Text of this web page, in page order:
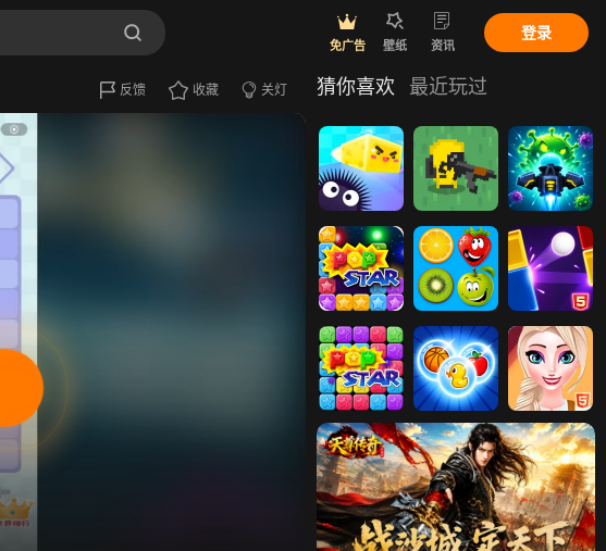
免广告 壁纸 资讯
登录
反馈 收藏 关灯 猜你喜欢 最近玩过
消灭细菌 消灭粘液怪 消灭病毒
消灭星星2 消灭水果 消灭砖块
消灭星星 消灭泡泡
公主们细菌作
战
消灭外圈生物 消灭蚊子 仙梦奇缘